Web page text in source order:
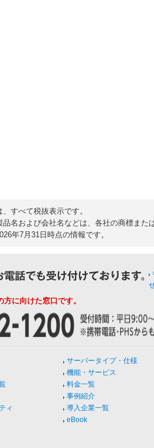
すべて税抜表示です。
名および会社名などは、各社の商標また
年7月31日時点の情報です。
に向けた窓口です。
ィ
サーバータイプ・仕様
機能・サービス
料金一覧
事例紹介
導入企業一覧
eBook